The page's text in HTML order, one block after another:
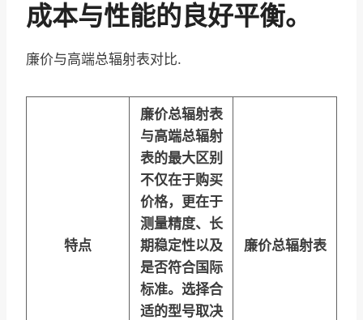
成本与性能的良好平衡。
廉价与高端总辐射表对比.
特点
廉价总辐射表
与高端总辐射
表的最大区别
不仅在于购买
价格，更在于
测量精度、长
期稳定性以及
是否符合国际
标准。选择合
适的型号取决
廉价总辐射表